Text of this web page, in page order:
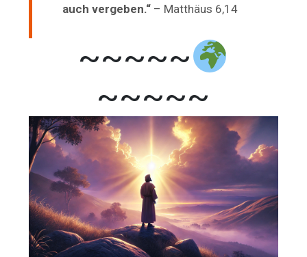
auchvergeben.“ – Matthäus 6,14
~~~~~
~~~~~